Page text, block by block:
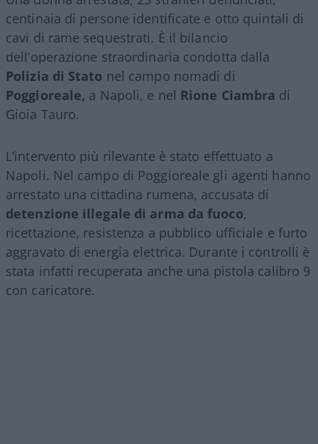
centinaia di persone identificate e otto quintali di
cavi di rame sequestrati. È il bilancio
dell’operazione straordinaria condotta dalla
Polizia di Stato nel campo nomadi di
Poggioreale, a Napoli, e nel Rione Ciambra di
Gioia Tauro.
L’intervento più rilevante è stato effettuato a
Napoli. Nel campo di Poggioreale gli agenti hanno
arrestato una cittadina rumena, accusata di
detenzione illegale di arma da fuoco,
ricettazione, resistenza a pubblico ufficiale e furto
aggravato di energia elettrica. Durante i controlli è
stata infatti recuperata anche una pistola calibro 9
con caricatore.